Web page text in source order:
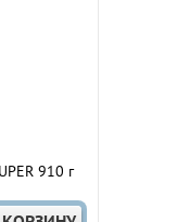
910 г